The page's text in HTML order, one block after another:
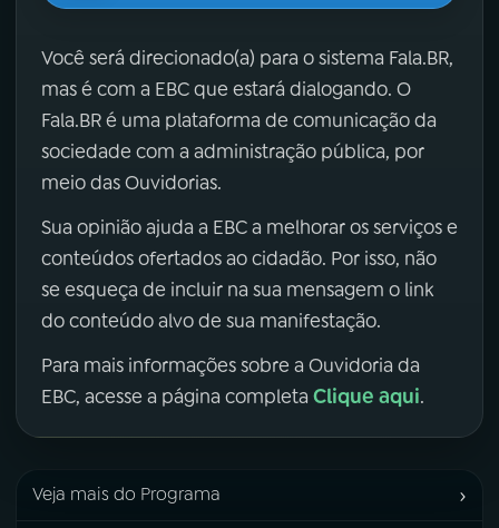
Você será direcionado(a) para o sistema Fala.BR,
mas é com a EBC que estará dialogando. O
Fala.BR é uma plataforma de comunicação da
sociedade com a administração pública, por
meio das Ouvidorias.
Sua opinião ajuda a EBC a melhorar os serviços e
conteúdos ofertados ao cidadão. Por isso, não
se esqueça de incluir na sua mensagem o link
do conteúdo alvo de sua manifestação.
Para mais informações sobre a Ouvidoria da
EBC, acesse a página completa Clique aqui.
Veja mais do Programa ›